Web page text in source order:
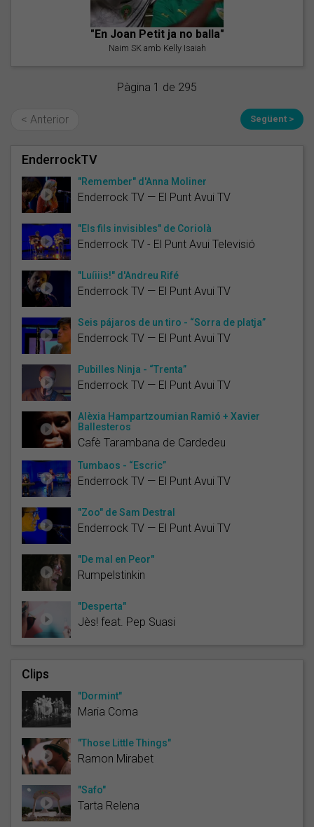
"En Joan Petit ja no balla"
Naim SK amb Kelly Isaiah
Pàgina 1 de 295
< Anterior Següent >
EnderrockTV
"Remember" d'Anna Moliner
Enderrock TV — El Punt Avui TV
"Els fils invisibles" de Coriolà
Enderrock TV - El Punt Avui Televisió
"Luíiiis!" d'Andreu Rifé
Enderrock TV — El Punt Avui TV
Seis pájaros de un tiro - “Sorra de platja”
Enderrock TV — El Punt Avui TV
Pubilles Ninja - “Trenta”
Enderrock TV — El Punt Avui TV
Alèxia Hampartzoumian Ramió + Xavier
Ballesteros
Cafè Tarambana de Cardedeu
Tumbaos - “Escric”
Enderrock TV — El Punt Avui TV
"Zoo" de Sam Destral
Enderrock TV — El Punt Avui TV
"De mal en Peor"
Rumpelstinkin
"Desperta"
Jès! feat. Pep Suasi
Clips
"Dormint"
Maria Coma
"Those Little Things"
Ramon Mirabet
"Safo"
Tarta Relena